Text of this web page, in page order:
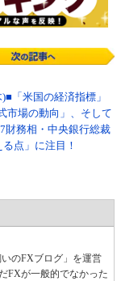
「米国の経済指標」
市場の動向」、そして
財務相・中央銀行総裁
点」に注目！
のFXブログ」を運営
FXが一般的でなかった